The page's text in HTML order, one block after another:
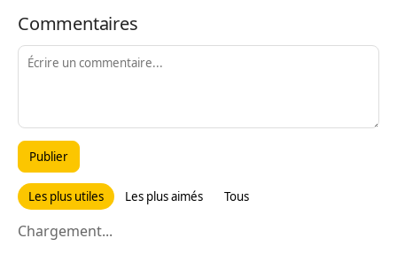
Commentaires
Publier
Les plus utiles Les plus aimés Tous
Chargement...